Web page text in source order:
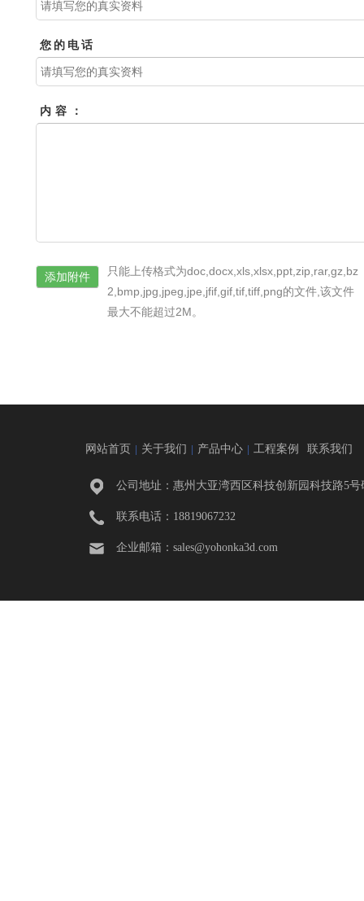
您的电话
内容：
添加附件
只能上传格式为doc,docx,xls,xlsx,ppt,zip,rar,gz,bz
2,bmp,jpg,jpeg,jpe,jfif,gif,tif,tiff,png的文件,该文件
最大不能超过2M。
网站首页 关于我们 产品中心 工程案例 联系我们
公司地址：惠州大亚湾西区科技创新园科技路5号
联系电话：18819067232
企业邮箱： sales@yohonka3d.com